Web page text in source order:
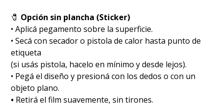
🧷 Opción sin plancha (Sticker)
• Aplicá pegamento sobre la superficie.
• Secá con secador o pistola de calor hasta punto de
etiqueta
(si usás pistola, hacelo en mínimo y desde lejos).
• Pegá el diseño y presioná con los dedos o con un
objeto plano.
• Retirá el film suavemente, sin tirones.